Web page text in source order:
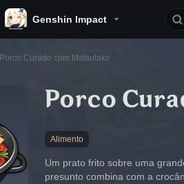
Genshin Impact
Porco Curado com Matsutake
Porco
Alimento
Um prato frito sobre uma
presunto combina com a